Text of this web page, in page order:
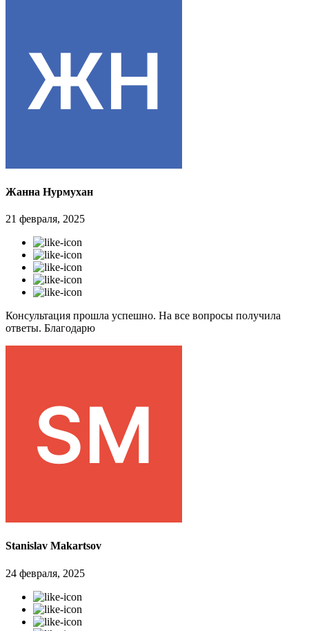
Жанна Нурмухан
21 февраля, 2025
Консультация прошла успешно. На все вопросы получила
ответы. Благодарю
Stanislav Makartsov
24 февраля, 2025